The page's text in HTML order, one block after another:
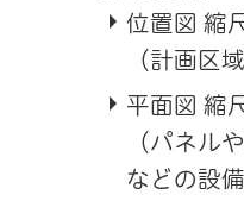
位置図 縮
（計画区
平面図 縮
（パネル
などの設